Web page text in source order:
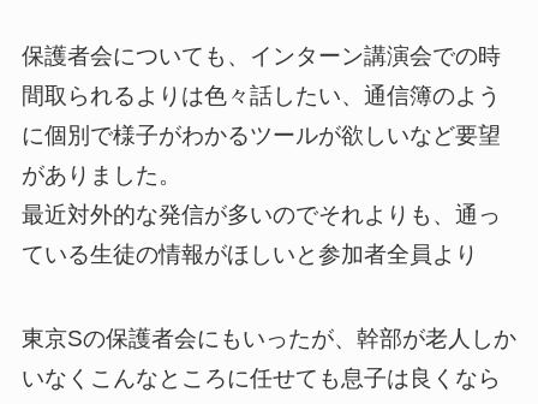
保護者会についても、インターン講演会での時
間取られるよりは色々話したい、通信簿のよう
に個別で様子がわかるツールが欲しいなど要望
がありました。
最近対外的な発信が多いのでそれよりも、通っ
ている生徒の情報がほしいと参加者全員より
東京Sの保護者会にもいったが、幹部が老人しか
いなくこんなところに任せても息子は良くなら